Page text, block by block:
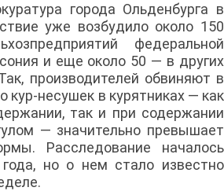
города Ольденбурга в
уже возбудило около 150
федеральной
и еще около 50 — в других
производителей обвиняют в
кур-несушек в курятниках — как
так и при содержании
— значительно превышает
Расследование началось
но о нем стало известно